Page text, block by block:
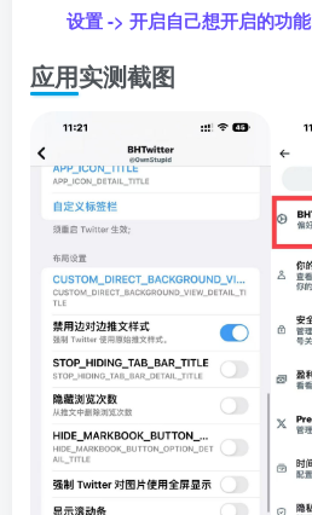
设置 -> 开启自己想开启的功能
应用实测截图